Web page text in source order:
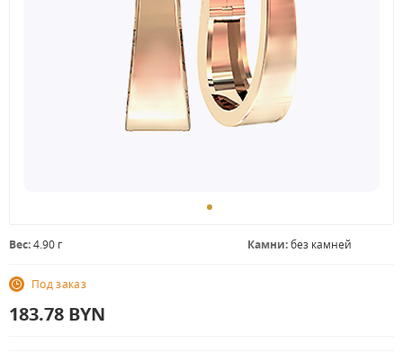
Вес:4.90 г Камни:без камней
Под заказ
183.78 BYN